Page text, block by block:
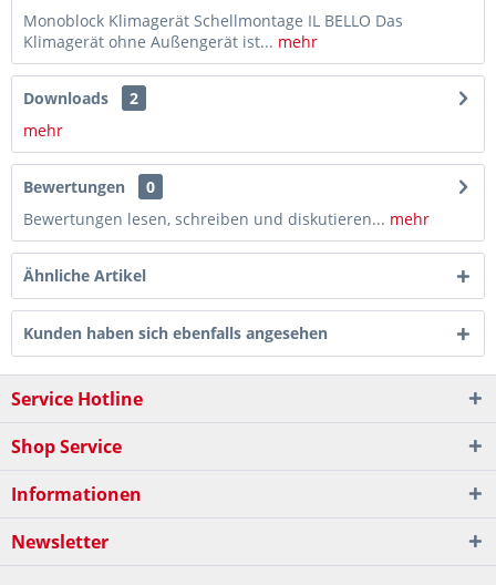
Monoblock Klimagerät Schellmontage IL BELLO Das
Klimagerät ohne Außengerät ist... mehr
Downloads
2
mehr
Bewertungen
0
Bewertungen lesen, schreiben und diskutieren... mehr
Ähnliche Artikel
Kunden haben sich ebenfalls angesehen
Service Hotline
Shop Service
Informationen
Newsletter